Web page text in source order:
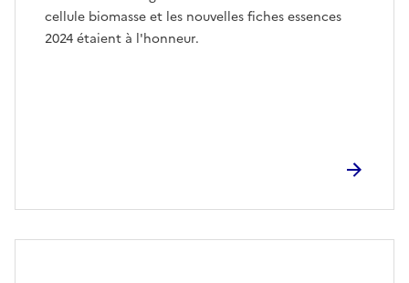
cellule biomasse et les nouvelles fiches essences
2024 étaient à l'honneur.